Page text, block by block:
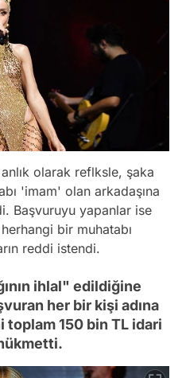
olarak reflksle, şaka
'imam' olan arkadaşına
Başvuruyu yapanlar ise
bir muhatabı
reddi istendi.
ihlal" edildiğine
her bir kişi adına
150 bin TL idari